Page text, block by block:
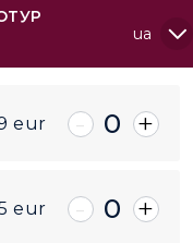
ua
eur - 0 +
eur - 0 +